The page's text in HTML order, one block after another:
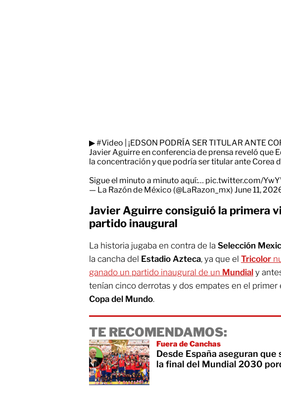
▶#Video | ¡EDSON PODRÍA SER TITULAR ANTE
Javier Aguirre en conferencia de prensa reveló que
la concentración y que podría ser titular ante Corea
Sigue el minuto a minuto aquí:… pic.twitter.com/
— La Razón de México (@LaRazon_mx) June 11,
Javier Aguirre consiguió la primera
partido inaugural
La historia jugaba en contra de la Selección
la cancha del Estadio Azteca, ya que el Tricolor
ganado un partido inaugural de un Mundial y
tenían cinco derrotas y dos empates en el primer
Copa del Mundo.
TE RECOMENDAMOS:
Fuera de Canchas
Desde España aseguran
la final del Mundial 2030